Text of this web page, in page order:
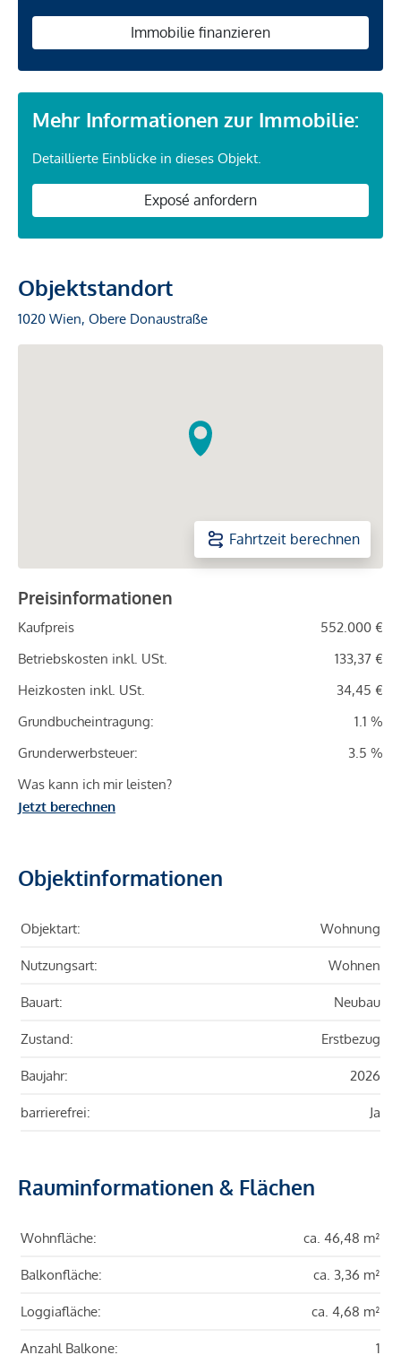
Immobilie finanzieren
Mehr Informationen zur Immobilie:
Detaillierte Einblicke in dieses Objekt.
Exposé anfordern
Objektstandort
1020 Wien, Obere Donaustraße
Fahrtzeit berechnen
Preisinformationen
Kaufpreis
552.000 €
Betriebskosten inkl. USt.
133,37 €
Heizkosten inkl. USt.
34,45 €
Grundbucheintragung:
1.1 %
Grunderwerbsteuer:
3.5 %
Was kann ich mir leisten?
Jetzt berechnen
Objektinformationen
Objektart: Wohnung
Nutzungsart: Wohnen
Bauart: Neubau
Zustand: Erstbezug
Baujahr: 2026
barrierefrei: Ja
Rauminformationen & Flächen
Wohnfläche: ca. 46,48 m²
Balkonfläche: ca. 3,36 m²
Loggiafläche: ca. 4,68 m²
Anzahl Balkone: 1